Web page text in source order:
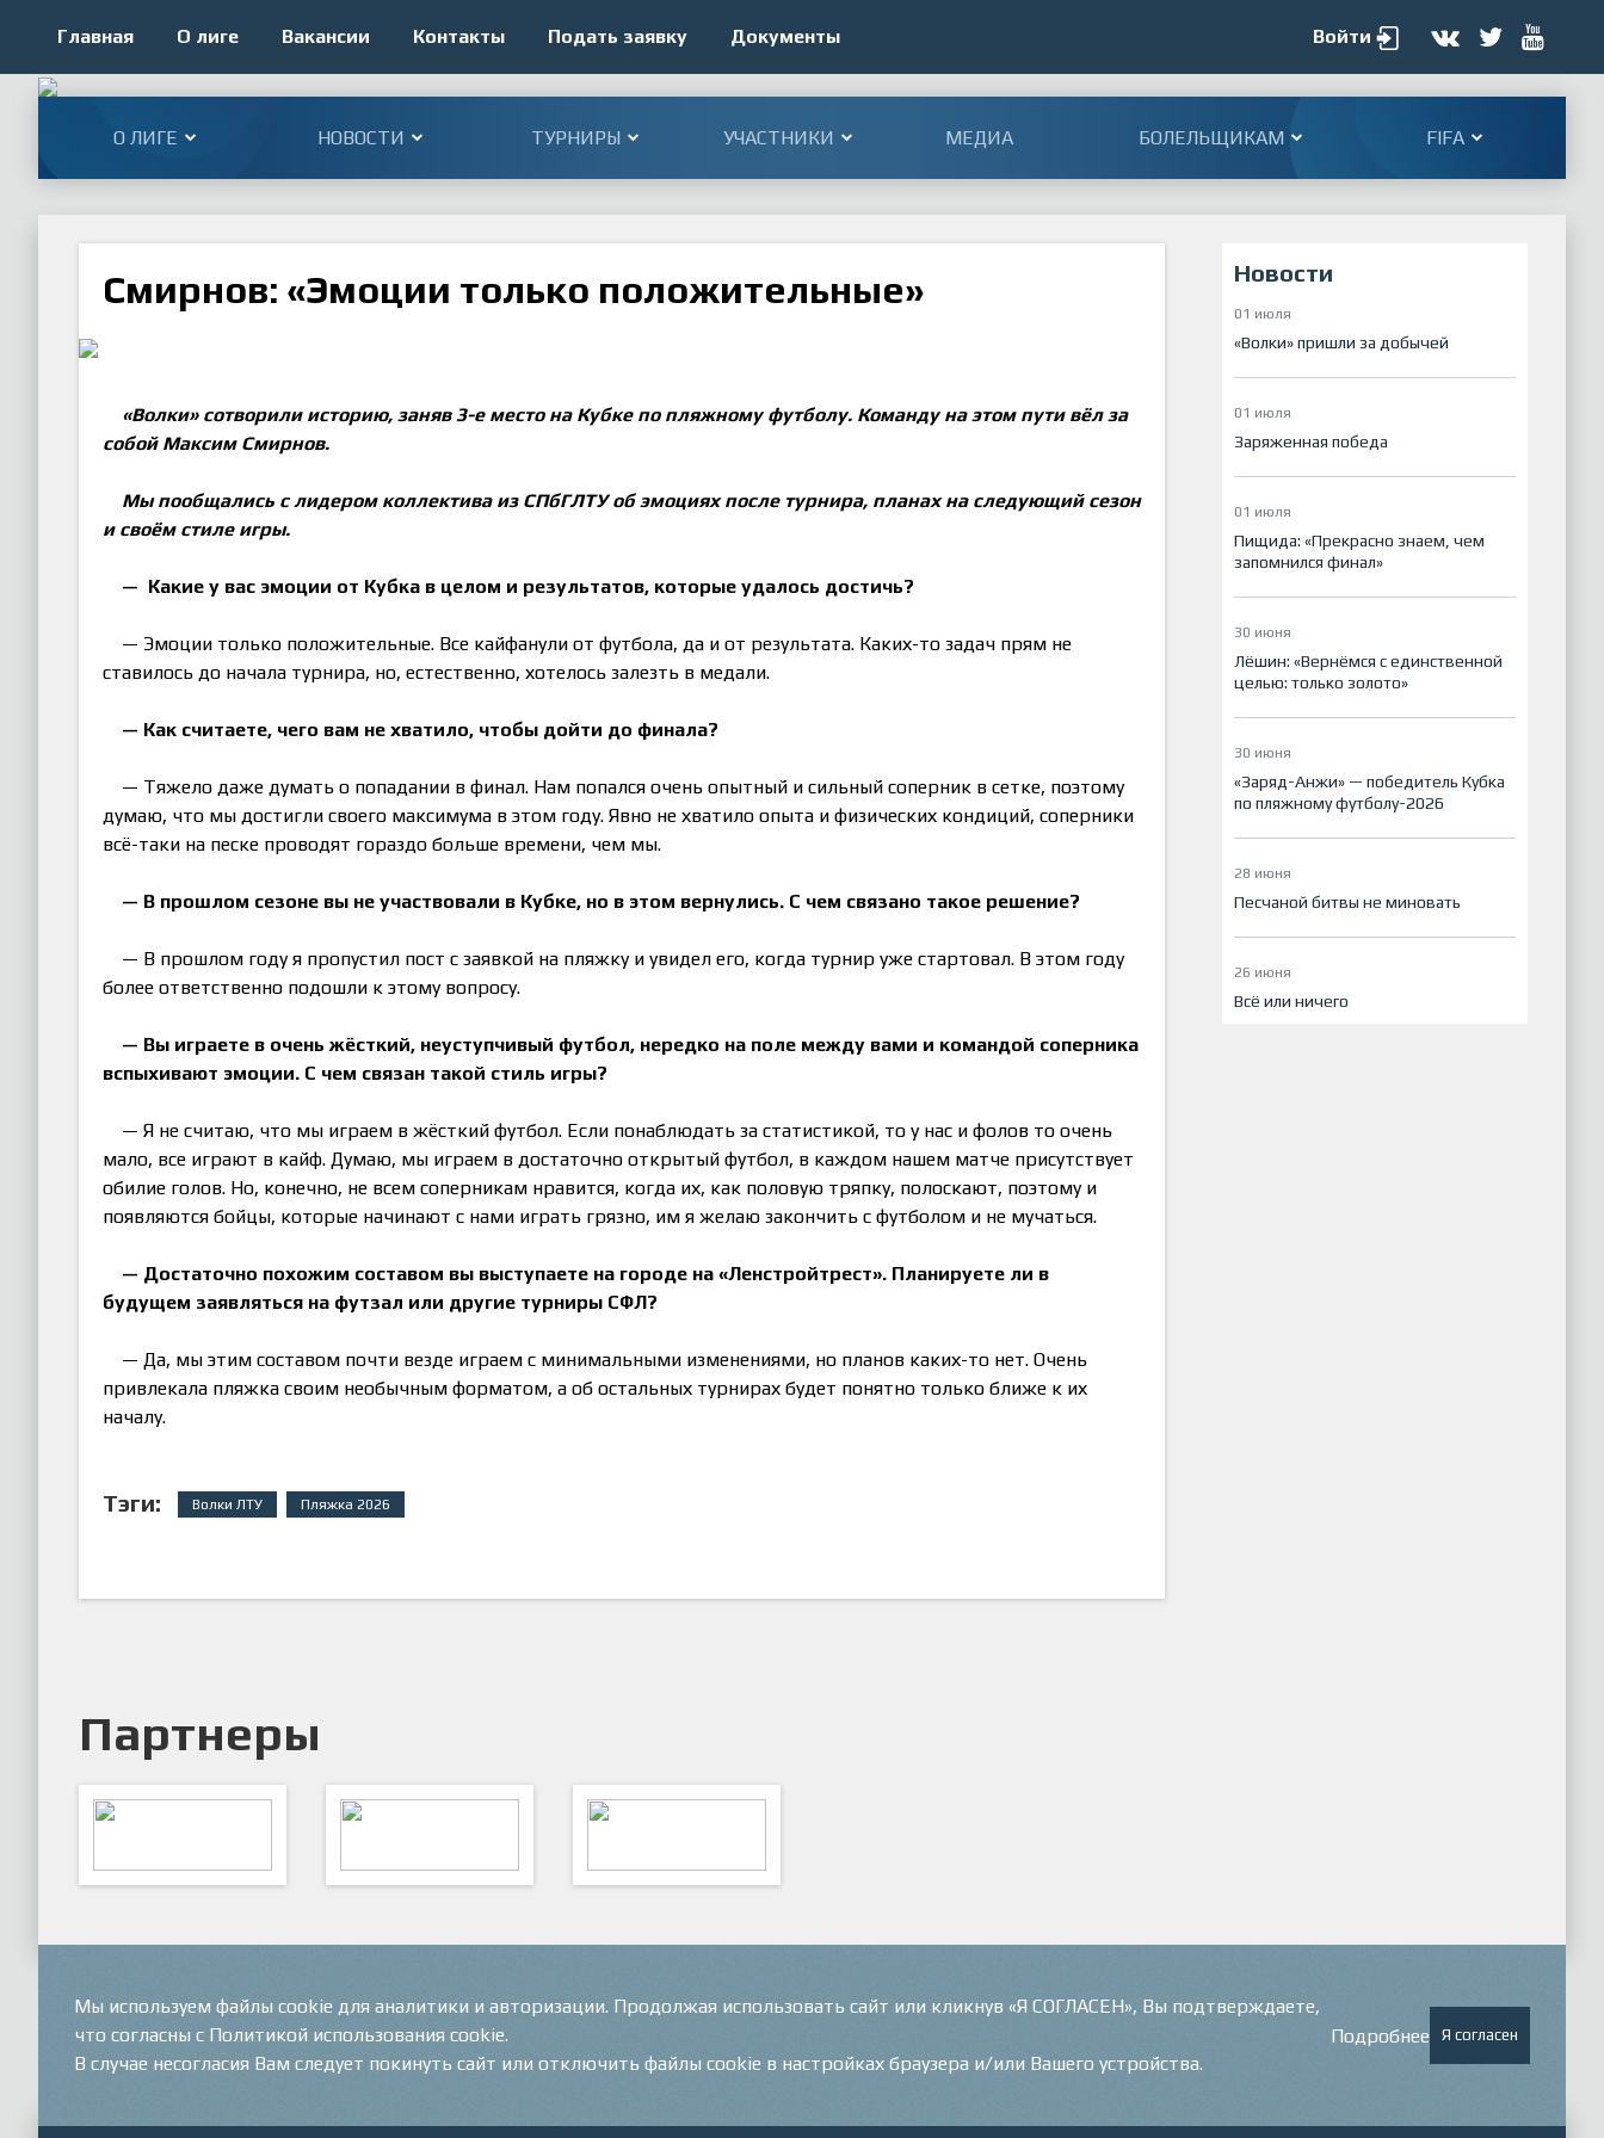
Главная О лиге Вакансии Контакты Подать заявку Документы Войти
О ЛИГЕ НОВОСТИ ТУРНИРЫ УЧАСТНИКИ МЕДИА БОЛЕЛЬЩИКАМ FIFA
Смирнов: «Эмоции только положительные»
«Волки» сотворили историю, заняв 3-е место на Кубке по пляжному футболу. Команду на этом пути вёл за
собой Максим Смирнов.
Мы пообщались с лидером коллектива из СПбГЛТУ об эмоциях после турнира, планах на следующий сезон
и своём стиле игры.
— Какие у вас эмоции от Кубка в целом и результатов, которые удалось достичь?
— Эмоции только положительные. Все кайфанули от футбола, да и от результата. Каких-то задач прям не
ставилось до начала турнира, но, естественно, хотелось залезть в медали.
— Как считаете, чего вам не хватило, чтобы дойти до финала?
— Тяжело даже думать о попадании в финал. Нам попался очень опытный и сильный соперник в сетке, поэтому
думаю, что мы достигли своего максимума в этом году. Явно не хватило опыта и физических кондиций, соперники
всё-таки на песке проводят гораздо больше времени, чем мы.
— В прошлом сезоне вы не участвовали в Кубке, но в этом вернулись. С чем связано такое решение?
— В прошлом году я пропустил пост с заявкой на пляжку и увидел его, когда турнир уже стартовал. В этом году
более ответственно подошли к этому вопросу.
— Вы играете в очень жёсткий, неуступчивый футбол, нередко на поле между вами и командой соперника
вспыхивают эмоции. С чем связан такой стиль игры?
— Я не считаю, что мы играем в жёсткий футбол. Если понаблюдать за статистикой, то у нас и фолов то очень
мало, все играют в кайф. Думаю, мы играем в достаточно открытый футбол, в каждом нашем матче присутствует
обилие голов. Но, конечно, не всем соперникам нравится, когда их, как половую тряпку, полоскают, поэтому и
появляются бойцы, которые начинают с нами играть грязно, им я желаю закончить с футболом и не мучаться.
— Достаточно похожим составом вы выступаете на городе на «Ленстройтрест». Планируете ли в
будущем заявляться на футзал или другие турниры СФЛ?
— Да, мы этим составом почти везде играем с минимальными изменениями, но планов каких-то нет. Очень
привлекала пляжка своим необычным форматом, а об остальных турнирах будет понятно только ближе к их
началу.
Тэги: Волки ЛТУ Пляжка 2026
Новости
01 июля
«Волки» пришли за добычей
01 июля
Заряженная победа
01 июля
Пищида: «Прекрасно знаем, чем
запомнился финал»
30 июня
Лёшин: «Вернёмся с единственной
целью: только золото»
30 июня
«Заряд-Анжи» — победитель Кубка
по пляжному футболу-2026
28 июня
Песчаной битвы не миновать
26 июня
Всё или ничего
Партнеры
Мы используем файлы cookie для аналитики и авторизации. Продолжая использовать сайт или кликнув «Я СОГЛАСЕН», Вы подтверждаете,
что согласны с Политикой использования cookie.
В случае несогласия Вам следует покинуть сайт или отключить файлы cookie в настройках браузера и/или Вашего устройства.
Подробнее Я согласен